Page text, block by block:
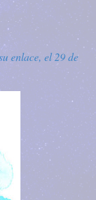
enlace, el 29 de